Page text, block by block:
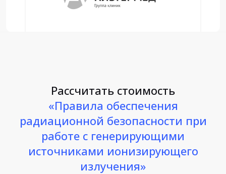
Рассчитать стоимость
«Правила обеспечения
радиационной безопасности при
работе с генерирующими
источниками ионизирующего
излучения»